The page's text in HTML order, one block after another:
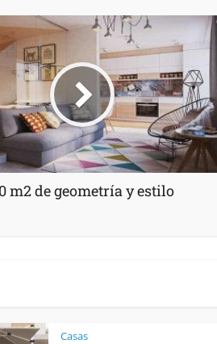
m2 de geometría y estilo
Casas